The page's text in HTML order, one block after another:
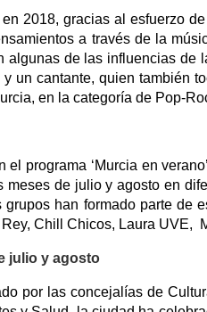
2018, gracias al esfuerzo
a través de la
de las influencias de
un cantante, quien también
en la categoría de Pop-
el programa ‘Murcia en
de julio y agosto en
han formado parte de
Chill Chicos, Laura UVE,
julio y agosto
por las concejalías de